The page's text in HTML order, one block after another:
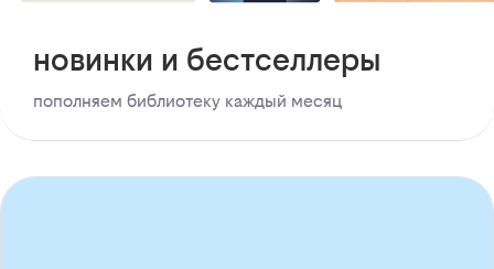
новинки и бестселлеры
пополняем библиотеку каждый месяц